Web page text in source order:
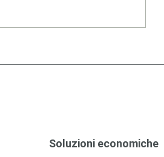
Soluzioni economiche